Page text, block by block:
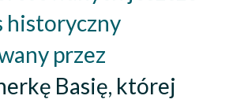
historyczny
przez
Basię, której